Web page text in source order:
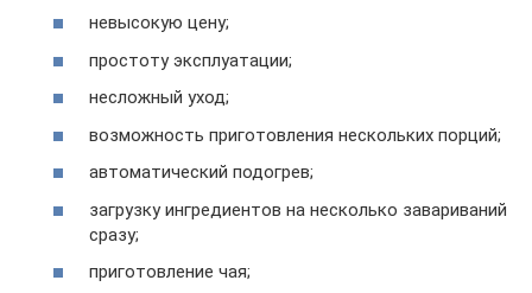
невысокую цену;
простоту эксплуатации;
несложный уход;
возможность приготовления нескольких порций;
автоматический подогрев;
загрузку ингредиентов на несколько завариваний
сразу;
приготовление чая;